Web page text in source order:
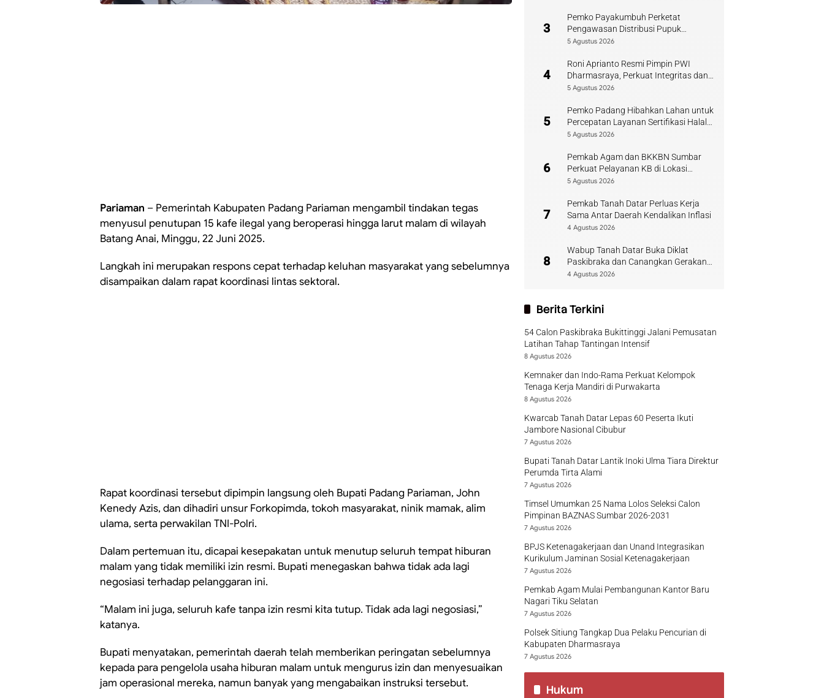
Pariaman – Pemerintah Kabupaten Padang Pariaman mengambil tindakan tegas
menyusul penutupan 15 kafe ilegal yang beroperasi hingga larut malam di wilayah
Batang Anai, Minggu, 22 Juni 2025.
Langkah ini merupakan respons cepat terhadap keluhan masyarakat yang sebelumnya
disampaikan dalam rapat koordinasi lintas sektoral.
Rapat koordinasi tersebut dipimpin langsung oleh Bupati Padang Pariaman, John
Kenedy Azis, dan dihadiri unsur Forkopimda, tokoh masyarakat, ninik mamak, alim
ulama, serta perwakilan TNI-Polri.
Dalam pertemuan itu, dicapai kesepakatan untuk menutup seluruh tempat hiburan
malam yang tidak memiliki izin resmi. Bupati menegaskan bahwa tidak ada lagi
negosiasi terhadap pelanggaran ini.
“Malam ini juga, seluruh kafe tanpa izin resmi kita tutup. Tidak ada lagi negosiasi,”
katanya.
Bupati menyatakan, pemerintah daerah telah memberikan peringatan sebelumnya
kepada para pengelola usaha hiburan malam untuk mengurus izin dan menyesuaikan
jam operasional mereka, namun banyak yang mengabaikan instruksi tersebut.
3
Pemko Payakumbuh Perketat
Pengawasan Distribusi Pupuk
Bersubsidi bagi Petani Lokal
5 Agustus 2026
4
Roni Aprianto Resmi Pimpin PWI
Dharmasraya, Perkuat Integritas dan
Kompetensi Jurnalis
5 Agustus 2026
5
Pemko Padang Hibahkan Lahan untuk
Percepatan Layanan Sertifikasi Halal
di Sumbar
5 Agustus 2026
6
Pemkab Agam dan BKKBN Sumbar
Perkuat Pelayanan KB di Lokasi
Bencana
5 Agustus 2026
7
Pemkab Tanah Datar Perluas Kerja
Sama Antar Daerah Kendalikan Inflasi
4 Agustus 2026
8
Wabup Tanah Datar Buka Diklat
Paskibraka dan Canangkan Gerakan
Bendera
4 Agustus 2026
Berita Terkini
54 Calon Paskibraka Bukittinggi Jalani Pemusatan
Latihan Tahap Tantingan Intensif
8 Agustus 2026
Kemnaker dan Indo-Rama Perkuat Kelompok
Tenaga Kerja Mandiri di Purwakarta
8 Agustus 2026
Kwarcab Tanah Datar Lepas 60 Peserta Ikuti
Jambore Nasional Cibubur
7 Agustus 2026
Bupati Tanah Datar Lantik Inoki Ulma Tiara Direktur
Perumda Tirta Alami
7 Agustus 2026
Timsel Umumkan 25 Nama Lolos Seleksi Calon
Pimpinan BAZNAS Sumbar 2026-2031
7 Agustus 2026
BPJS Ketenagakerjaan dan Unand Integrasikan
Kurikulum Jaminan Sosial Ketenagakerjaan
7 Agustus 2026
Pemkab Agam Mulai Pembangunan Kantor Baru
Nagari Tiku Selatan
7 Agustus 2026
Polsek Sitiung Tangkap Dua Pelaku Pencurian di
Kabupaten Dharmasraya
7 Agustus 2026
Hukum